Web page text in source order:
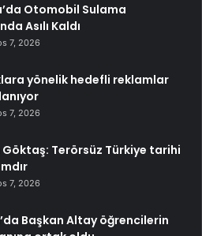
Otomobil Sulama
Asılı Kaldı
7, 2026
yönelik hedefli reklamlar
7, 2026
Göktaş: Terörsüz Türkiye tarihi
7, 2026
Başkan Altay öğrencilerin